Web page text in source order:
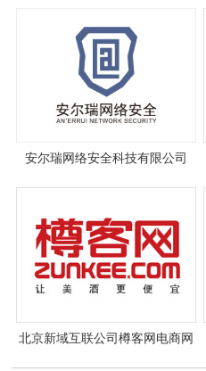
安尔瑞网络安全科技有限公司
北京新域互联公司樽客网电商网